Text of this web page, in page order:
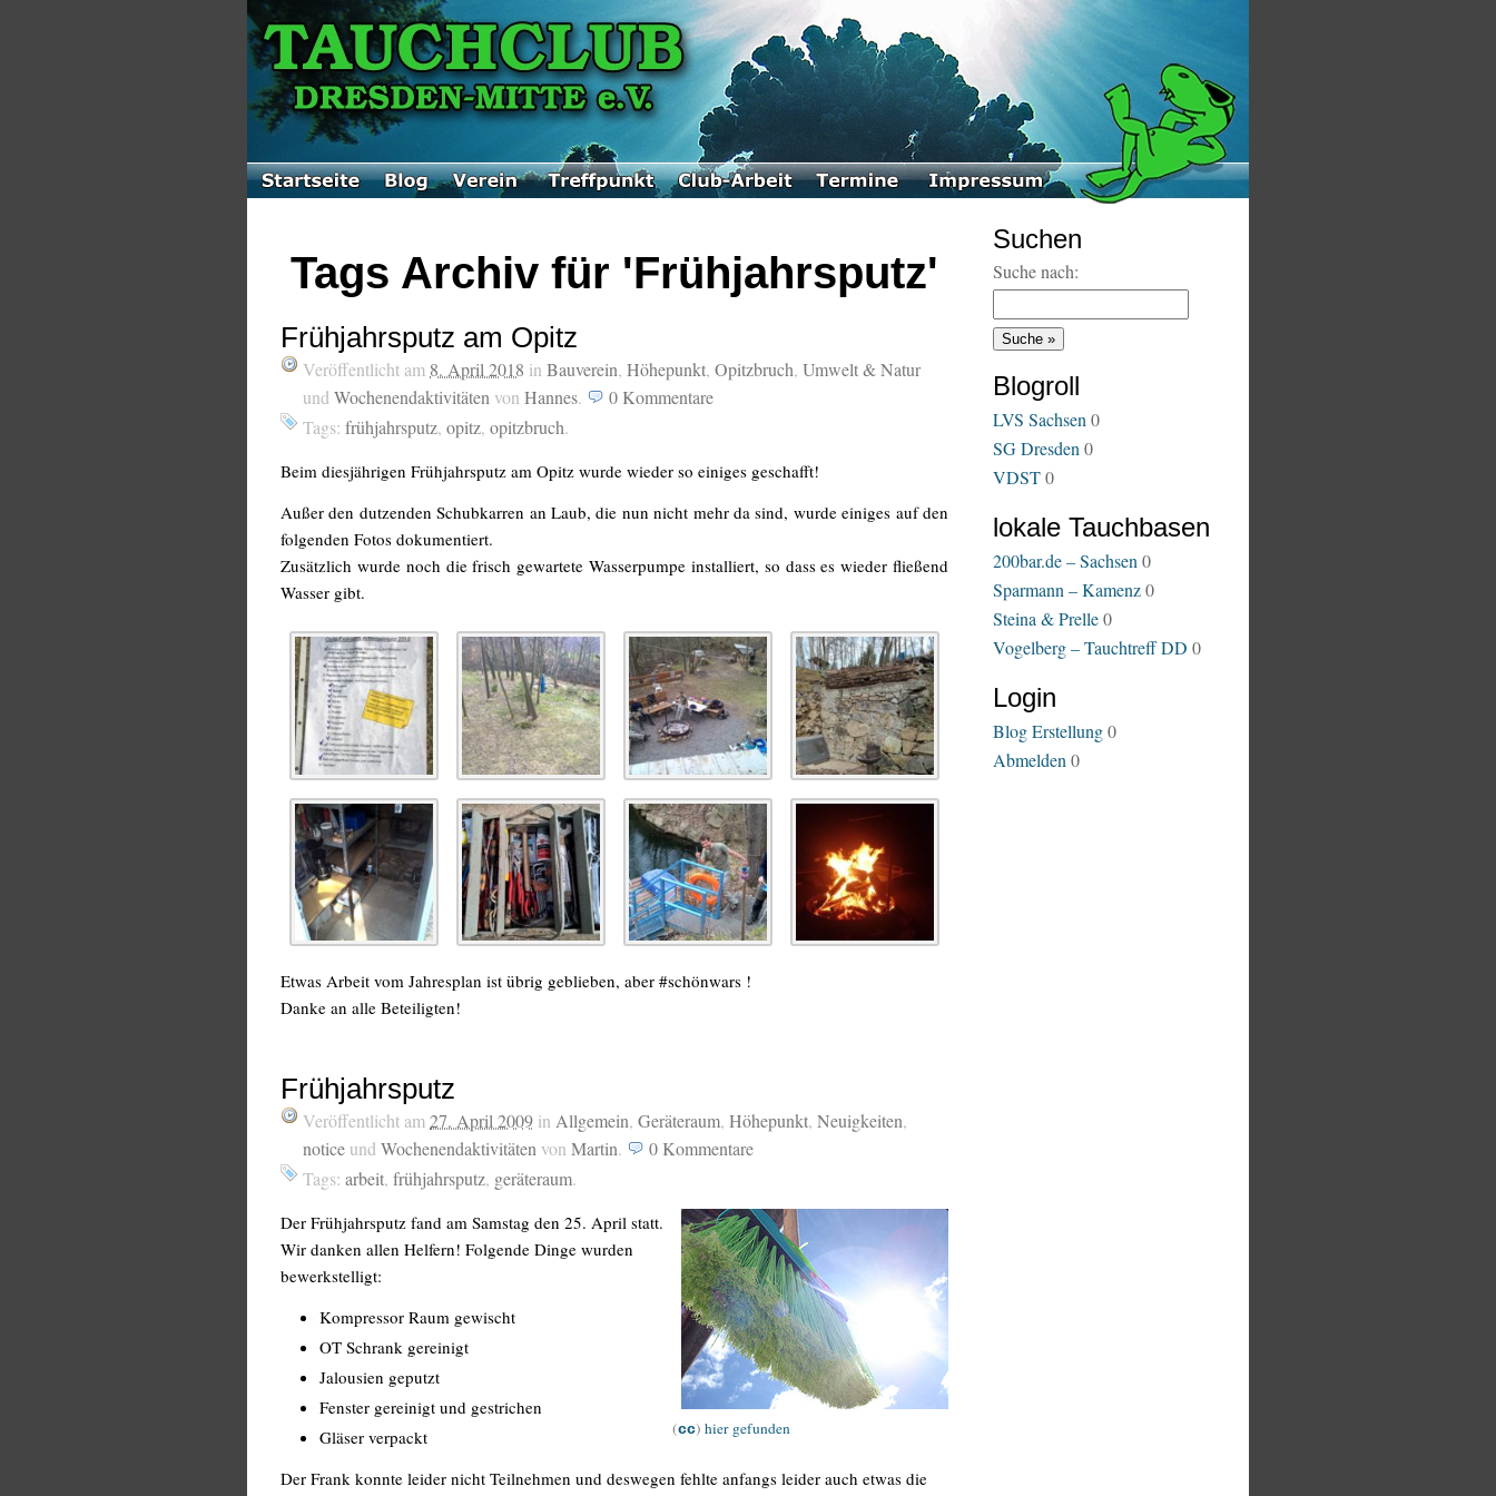
Tags Archiv für 'Frühjahrsputz'
Frühjahrsputz am Opitz
Veröffentlicht am 8. April 2018 in Bauverein, Höhepunkt, Opitzbruch, Umwelt & Natur
und Wochenendaktivitäten von Hannes. 0 Kommentare
Tags: frühjahrsputz, opitz, opitzbruch.
Beim diesjährigen Frühjahrsputz am Opitz wurde wieder so einiges geschafft!
Außer den dutzenden Schubkarren an Laub, die nun nicht mehr da sind, wurde einiges auf den
folgenden Fotos dokumentiert.
Zusätzlich wurde noch die frisch gewartete Wasserpumpe installiert, so dass es wieder fließend
Wasser gibt.
Etwas Arbeit vom Jahresplan ist übrig geblieben, aber #schönwars !
Danke an alle Beteiligten!
Frühjahrsputz
Veröffentlicht am 27. April 2009 in Allgemein, Geräteraum, Höhepunkt, Neuigkeiten,
notice und Wochenendaktivitäten von Martin. 0 Kommentare
Tags: arbeit, frühjahrsputz, geräteraum.
(cc) hier gefunden
Der Frühjahrsputz fand am Samstag den 25. April statt.
Wir danken allen Helfern! Folgende Dinge wurden
bewerkstelligt:
Kompressor Raum gewischt
OT Schrank gereinigt
Jalousien geputzt
Fenster gereinigt und gestrichen
Gläser verpackt
Der Frank konnte leider nicht Teilnehmen und deswegen fehlte anfangs leider auch etwas die
Suchen
Suche nach:
Blogroll
LVS Sachsen 0
SG Dresden 0
VDST0
lokale Tauchbasen
200bar.de – Sachsen 0
Sparmann – Kamenz0
Steina & Prelle0
Vogelberg – Tauchtreff DD 0
Login
Blog Erstellung0
Abmelden 0